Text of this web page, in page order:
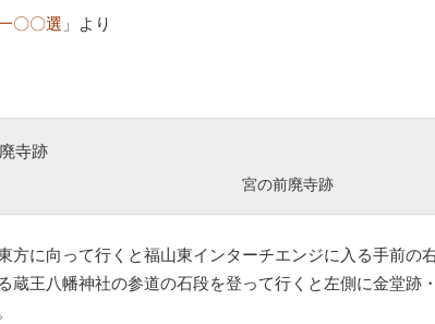
〇〇選 」より
宮の前廃寺跡
方に向って行くと福山東インターチエンジに入る手前の
蔵王八幡神社の参道の石段を登って行くと左側に金堂跡